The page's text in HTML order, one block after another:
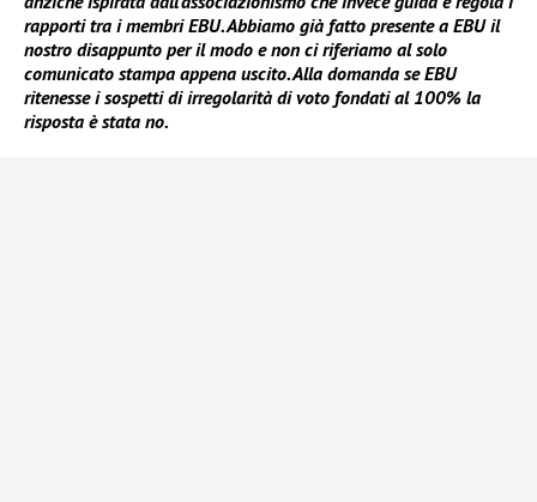
rapporti tra i membri EBU. Abbiamo già fatto presente a EBU il
nostro disappunto per il modo e non ci riferiamo al solo
comunicato stampa appena uscito. Alla domanda se EBU
ritenesse i sospetti di irregolarità di voto fondati al 100% la
risposta è stata no.